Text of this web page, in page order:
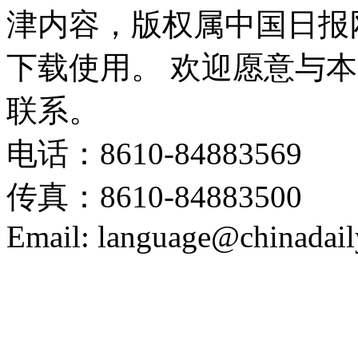
津内容，版权属中国日
下载使用。 欢迎愿意与
联系。
电话：8610-84883569
传真：8610-84883500
Email: